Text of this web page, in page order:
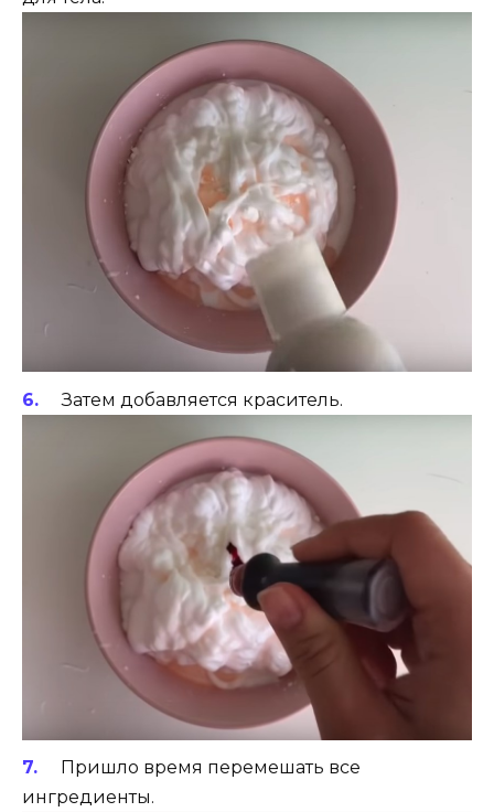
Затем добавляется краситель.
Пришло время перемешать все
ингредиенты.